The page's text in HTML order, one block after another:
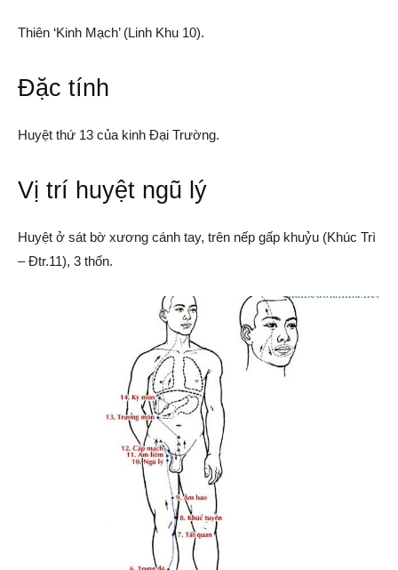
Thiên ‘Kinh Mạch’ (Linh Khu 10).
Đặc tính
Huyệt thứ 13 của kinh Đại Trường.
Vị trí huyệt ngũ lý
Huyệt ở sát bờ xương cánh tay, trên nếp gấp khuỷu (Khúc Trì
– Đtr.11), 3 thốn.